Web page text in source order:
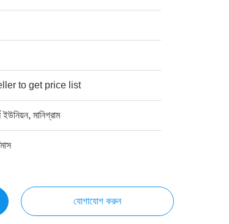
to get price list
ইউনিয়ন, মানিগ্রাম
যোগাযোগ করুন